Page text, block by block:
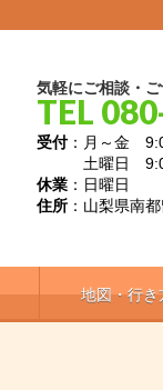
気軽にご相談・
TEL
受付：月～金
土曜日 9:00
休業 ：日曜日
住所 ：山梨県南
地図・行き